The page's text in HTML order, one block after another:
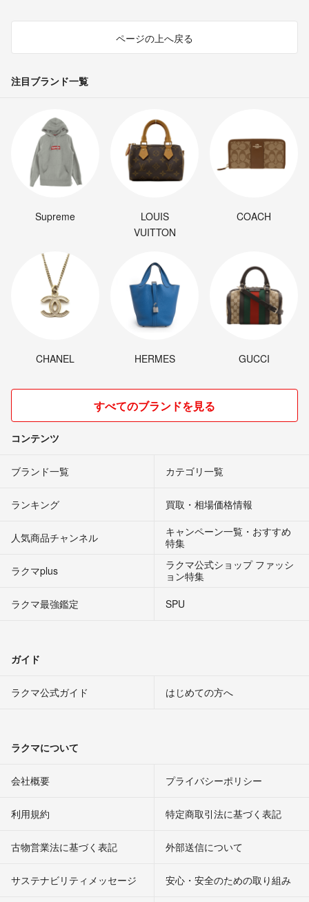
ページの上へ戻る
注目ブランド一覧
Supreme
LOUIS
VUITTON
COACH
CHANEL HERMES GUCCI
すべてのブランドを見る
コンテンツ
ブランド一覧 カテゴリ一覧
ランキング 買取・相場価格情報
人気商品チャンネル
キャンペーン一覧・おすすめ
特集
ラクマplus
ラクマ公式ショップ ファッシ
ョン特集
ラクマ最強鑑定
SPU
ガイド
ラクマ公式ガイド はじめての方へ
ラクマについて
会社概要 プライバシーポリシー
利用規約 特定商取引法に基づく表記
古物営業法に基づく表記 外部送信について
サステナビリティメッセージ 安心・安全のための取り組み